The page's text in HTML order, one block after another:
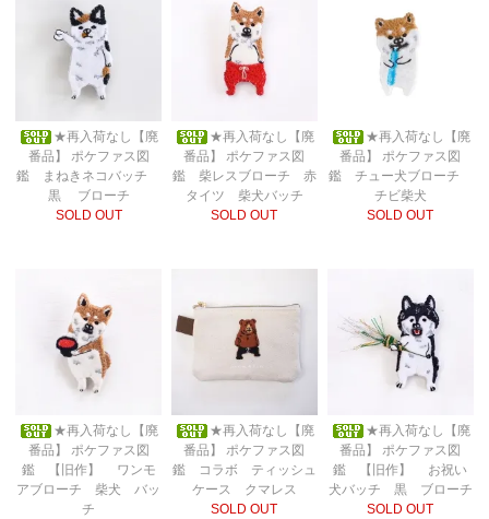
★再入荷なし【廃
番品】 ポケファス図
鑑 まねきネコバッチ
黒 ブローチ
SOLD OUT
★再入荷なし【廃
番品】 ポケファス図
鑑 柴レスブローチ 赤
タイツ 柴犬バッチ
SOLD OUT
★再入荷なし【廃
番品】 ポケファス図
鑑 チュー犬ブローチ
チビ柴犬
SOLD OUT
★再入荷なし【廃
番品】 ポケファス図
鑑 【旧作】 ワンモ
アブローチ 柴犬 バッ
チ
★再入荷なし【廃
番品】 ポケファス図
鑑 コラボ ティッシュ
ケース クマレス
SOLD OUT
★再入荷なし【廃
番品】 ポケファス図
鑑 【旧作】 お祝い
犬バッチ 黒 ブローチ
SOLD OUT